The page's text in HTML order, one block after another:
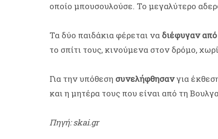
οποίο μπουσουλούσε. Το μεγαλύτερο
Τα δύο παιδάκια φέρεται να διέφυγαν
το σπίτι τους, κινούμενα στον δρόμο,
Για την υπόθεση συνελήφθησανγια
και η μητέρα τους που είναι από τη
Πηγή: skai.gr